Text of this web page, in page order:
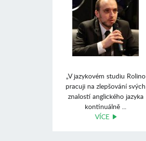
„V jazykovém studiu Rolino
pracuji na zlepšování svých
znalostí anglického jazyka
kontinuálně ...
VÍCE